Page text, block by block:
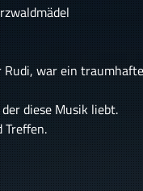
Rudi, war ein
diese Musik liebt.
Treffen.